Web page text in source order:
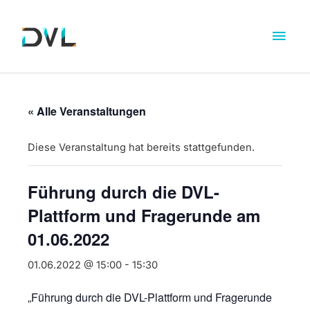
« Alle Veranstaltungen
Diese Veranstaltung hat bereits stattgefunden.
Führung durch die DVL-
Plattform und Fragerunde am
01.06.2022
01.06.2022 @ 15:00 - 15:30
„Führung durch die DVL-Plattform und Fragerunde